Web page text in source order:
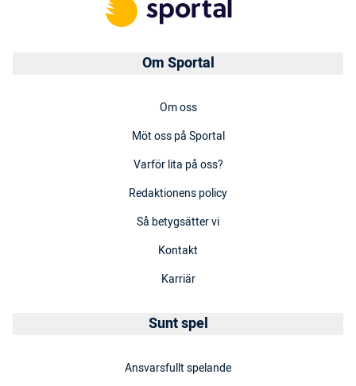
Om Sportal
Om oss
Möt oss på Sportal
Varför lita på oss?
Redaktionens policy
Så betygsätter vi
Kontakt
Karriär
Sunt spel
Ansvarsfullt spelande